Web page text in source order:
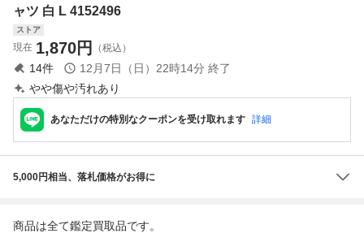
60円 L
ャツ 白 L 4152496
ストア
現在 1,870円 （税込）
14件 12月7日（日）22時14分 終了
やや傷や汚れあり
あなただけの特別なクーポンを受け取れます 詳細
5,000円相当、落札価格がお得に
商品は全て鑑定買取品です。